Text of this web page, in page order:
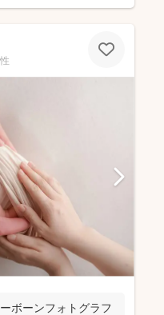
ボーンフォトグラフ